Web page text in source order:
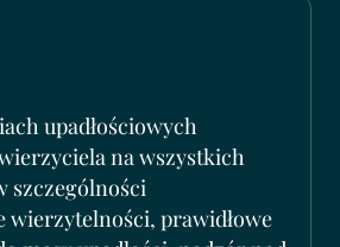
upadłościowych
na wszystkich
szczególności
wierzytelności, prawidłowe